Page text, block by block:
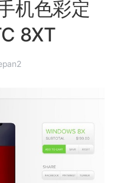
机色彩定
8XT